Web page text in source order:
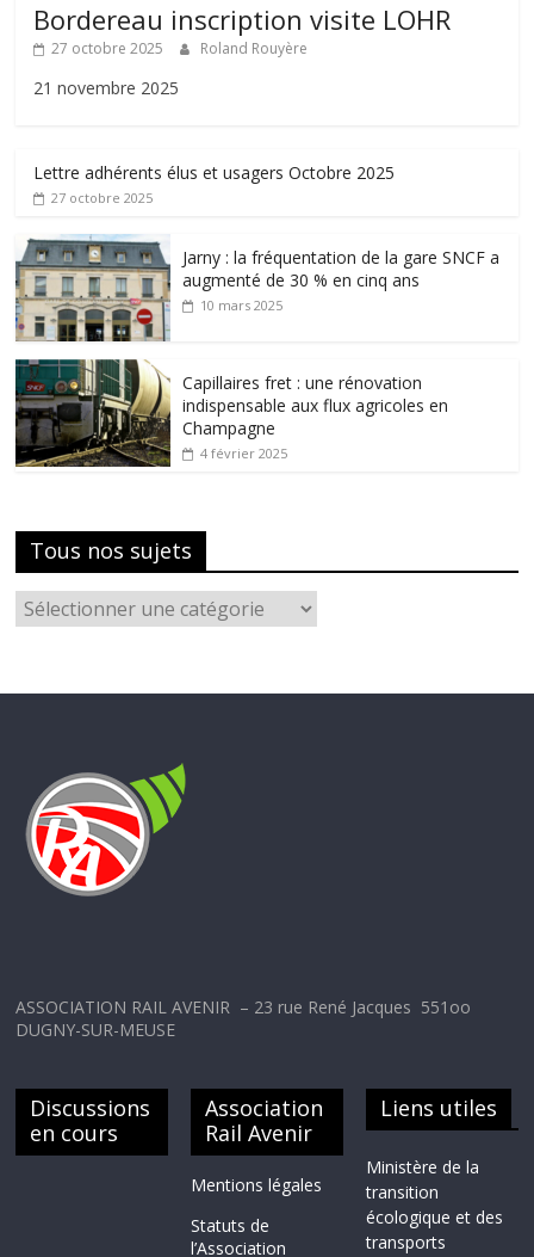
Bordereau inscription visite LOHR
27 octobre 2025 Roland Rouyère
21 novembre 2025
Lettre adhérents élus et usagers Octobre 2025
27 octobre 2025
Jarny : la fréquentation de la gare SNCF a
augmenté de 30 % en cinq ans
10 mars 2025
Capillaires fret : une rénovation
indispensable aux flux agricoles en
Champagne
4 février 2025
Tous nos sujets
Tous
nos
ASSOCIATION RAIL AVENIR – 23 rue René Jacques 551oo
DUGNY-SUR-MEUSE
Discussions
en cours
Association
Rail Avenir
Mentions légales
Statuts de
l’Association
Liens utiles
Ministère de la
transition
écologique et des
transports